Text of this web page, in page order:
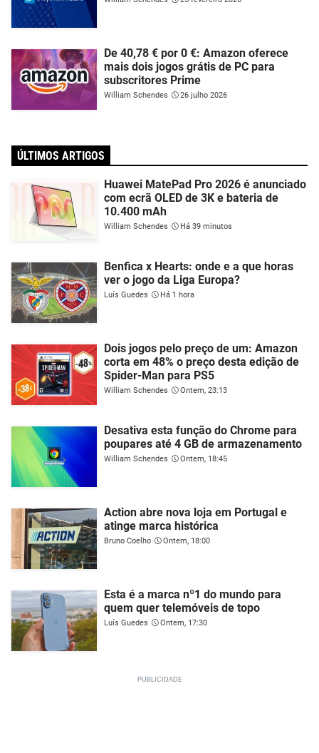
De 40,78 € por 0 €: Amazon oferece
mais dois jogos grátis de PC para
subscritores Prime
William Schendes 26 julho 2026
ÚLTIMOS ARTIGOS
Huawei MatePad Pro 2026 é anunciado
com ecrã OLED de 3K e bateria de
10.400 mAh
William Schendes Há 39 minutos
Benfica x Hearts: onde e a que horas
ver o jogo da Liga Europa?
Luís Guedes Há 1 hora
Dois jogos pelo preço de um: Amazon
corta em 48% o preço desta edição de
Spider-Man para PS5
William Schendes Ontem, 23:13
Desativa esta função do Chrome para
poupares até 4 GB de armazenamento
William Schendes Ontem, 18:45
Action abre nova loja em Portugal e
atinge marca histórica
Bruno Coelho Ontem, 18:00
Esta é a marca nº1 do mundo para
quem quer telemóveis de topo
Luís Guedes Ontem, 17:30